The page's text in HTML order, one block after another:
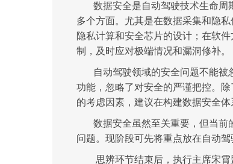
数据安全是自动驾驶技术生命周
多个方面。尤其是在数据采集和隐
隐私计算和安全芯片的设计；在软
制，及时应对极端情况和漏洞修补。
自动驾驶领域的安全问题不能
功能，忽略了对安全的严谨把控。
的考虑因素 ， 建议在构建数据安全
数据安全虽然至关重要，但当前
问题。现阶段可先将重点放在自动
思辨环节结束后，执行主席宋